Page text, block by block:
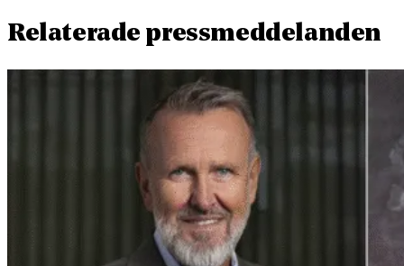
Relaterade pressmeddelanden